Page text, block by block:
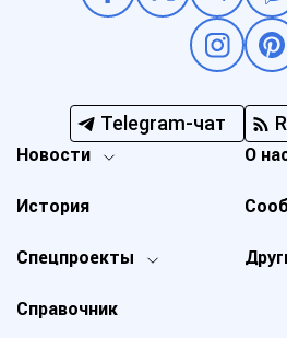
Telegram-чат
Новости
Спецпроекты
История
О
Справочник